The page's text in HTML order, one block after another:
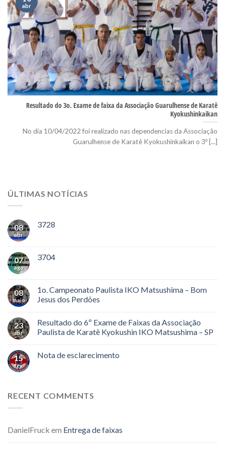
Resultado do 3o. Exame de faixa da Associação Guarulhense de Karatê
Kyokushinkaikan
No dia 10/04/2022 foi realizado nas dependencias da Associação
Guarulhense de Karatê Kyokushinkaikan o 3º [...]
abr
ÚLTIMAS NOTÍCIAS
08
abr
3728
07
ago
3704
08
maio
1o. Campeonato Paulista IKO Matsushima – Bom
Jesus dos Perdões
23
abr
Resultado do 6º Exame de Faixas da Associação
Paulista de Karatê Kyokushin IKO Matsushima – SP
15
fev
Nota de esclarecimento
RECENT COMMENTS
DanielFruck em Entrega de faixas